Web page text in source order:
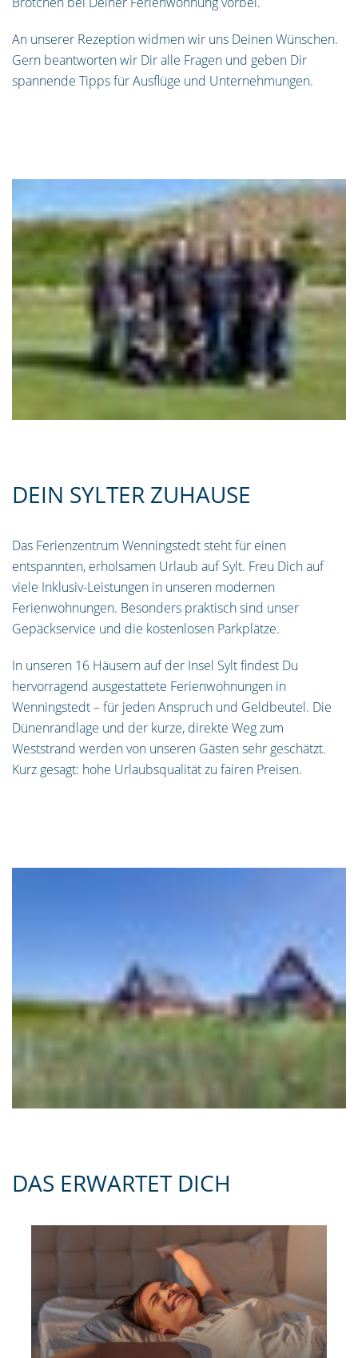
An unserer Rezeption widmen wir uns Deinen Wünschen.
Gern beantworten wir Dir alle Fragen und geben Dir
spannende Tipps für Ausflüge und Unternehmungen.
DEIN SYLTER ZUHAUSE
Das Ferienzentrum Wenningstedt steht für einen
entspannten, erholsamen Urlaub auf Sylt. Freu Dich auf
viele Inklusiv-Leistungen in unseren modernen
Ferienwohnungen. Besonders praktisch sind unser
Gepäckservice und die kostenlosen Parkplätze.
In unseren 16 Häusern auf der Insel Sylt findest Du
hervorragend ausgestattete Ferienwohnungen in
Wenningstedt – für jeden Anspruch und Geldbeutel. Die
Dünenrandlage und der kurze, direkte Weg zum
Weststrand werden von unseren Gästen sehr geschätzt.
Kurz gesagt: hohe Urlaubsqualität zu fairen Preisen.
DAS ERWARTET DICH